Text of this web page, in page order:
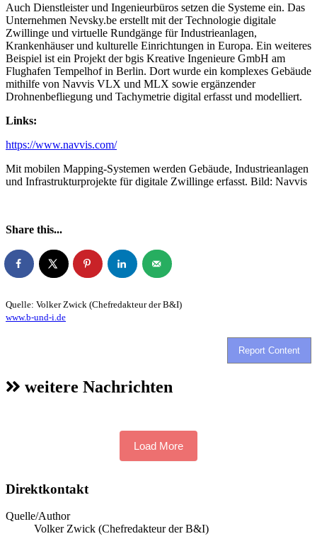
Auch Dienstleister und Ingenieurbüros setzen die Systeme ein. Das
Unternehmen Nevsky.be erstellt mit der Technologie digitale
Zwillinge und virtuelle Rundgänge für Industrieanlagen,
Krankenhäuser und kulturelle Einrichtungen in Europa. Ein weiteres
Beispiel ist ein Projekt der bgis Kreative Ingenieure GmbH am
Flughafen Tempelhof in Berlin. Dort wurde ein komplexes Gebäude
mithilfe von Navvis VLX und MLX sowie ergänzender
Drohnenbefliegung und Tachymetrie digital erfasst und modelliert.
Links:
https://www.navvis.com/
Mit mobilen Mapping-Systemen werden Gebäude, Industrieanlagen
und Infrastrukturprojekte für digitale Zwillinge erfasst. Bild: Navvis
Share this...
Quelle: Volker Zwick (Chefredakteur der B&I)
www.b-und-i.de
Report Content
weitere Nachrichten
Load More
Direktkontakt
Quelle/Author
Volker Zwick (Chefredakteur der B&I)